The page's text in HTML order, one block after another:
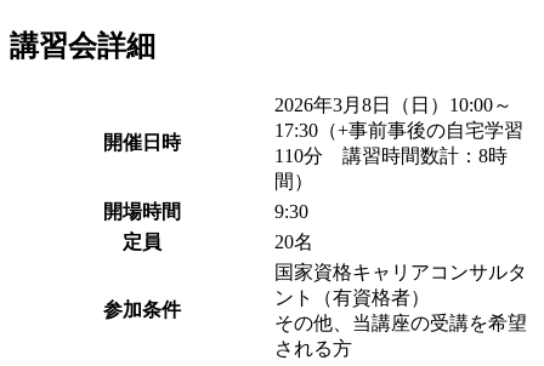
講習会詳細
開催日時
2026年3月8日（日）10:00～
17:30（+事前事後の自宅学習
110分 講習時間数計：8時
間）
開場時間
9:30
定員
20名
参加条件
国家資格キャリアコンサルタ
ント（有資格者）
その他、当講座の受講を希望
される方